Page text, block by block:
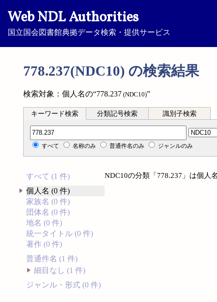
Web NDL Authorities
国立国会図書館典拠データ検索・提供サービス
778.237(NDC10) の検索結果
検索対象：個人名の“778.237 (NDC10)”
キーワード検索 分類記号検索 識別子検索
分類記号検索
すべて 名称のみ 普通件名のみ ジャンルのみ
すべて (1 件)
個人名 (0 件)
家族名 (0 件)
団体名 (0 件)
地名 (0 件)
統一タイトル (0 件)
著作 (0 件)
普通件名 (1 件)
細目なし (1 件)
ジャンル・形式 (0 件)
NDC10の分類「778.237」は個人